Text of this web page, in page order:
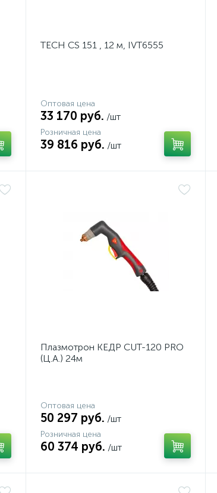
TECH CS 151 , 12 м, IVT6555
Оптовая цена
33 170 руб. /шт
Розничная цена
39 816 руб. /шт
Плазмотрон КЕДР CUT-120 PRO
(Ц.А.) 24м
Оптовая цена
50 297 руб. /шт
Розничная цена
60 374 руб. /шт